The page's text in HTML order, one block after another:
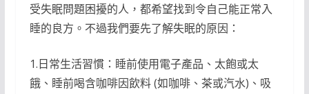
受失眠問題困擾的人，都希望找到令自己能正常入
睡的良方。不過我們要先了解失眠的原因：
1.日常生活習慣：睡前使用電子產品、太飽或太
餓、睡前喝含咖啡因飲料 (如咖啡、茶或汽水)、吸